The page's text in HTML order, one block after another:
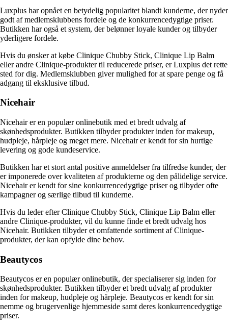
Luxplus har opnået en betydelig popularitet blandt kunderne, der nyder
godt af medlemsklubbens fordele og de konkurrencedygtige priser.
Butikken har også et system, der belønner loyale kunder og tilbyder
yderligere fordele.
Hvis du ønsker at købe Clinique Chubby Stick, Clinique Lip Balm
eller andre Clinique-produkter til reducerede priser, er Luxplus det rette
sted for dig. Medlemsklubben giver mulighed for at spare penge og få
adgang til eksklusive tilbud.
Nicehair
Nicehair er en populær onlinebutik med et bredt udvalg af
skønhedsprodukter. Butikken tilbyder produkter inden for makeup,
hudpleje, hårpleje og meget mere. Nicehair er kendt for sin hurtige
levering og gode kundeservice.
Butikken har et stort antal positive anmeldelser fra tilfredse kunder, der
er imponerede over kvaliteten af produkterne og den pålidelige service.
Nicehair er kendt for sine konkurrencedygtige priser og tilbyder ofte
kampagner og særlige tilbud til kunderne.
Hvis du leder efter Clinique Chubby Stick, Clinique Lip Balm eller
andre Clinique-produkter, vil du kunne finde et bredt udvalg hos
Nicehair. Butikken tilbyder et omfattende sortiment af Clinique-
produkter, der kan opfylde dine behov.
Beautycos
Beautycos er en populær onlinebutik, der specialiserer sig inden for
skønhedsprodukter. Butikken tilbyder et bredt udvalg af produkter
inden for makeup, hudpleje og hårpleje. Beautycos er kendt for sin
nemme og brugervenlige hjemmeside samt deres konkurrencedygtige
priser.